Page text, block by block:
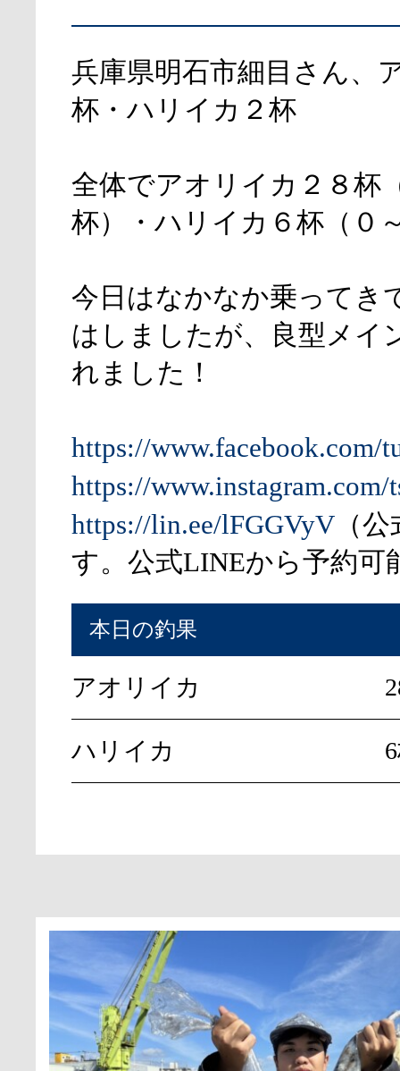
兵庫県明石市細目さん、
杯・ハリイカ２杯
全体でアオリイカ２８杯
杯）・ハリイカ６杯（０
今日はなかなか乗ってき
はしましたが、良型メイ
れました！
https://www.facebook.com/
https://www.instagram.com/
https://lin.ee/lFGGVyV （
す。公式LINEから予約可
本日の釣果
アオリイカ
ハリイカ